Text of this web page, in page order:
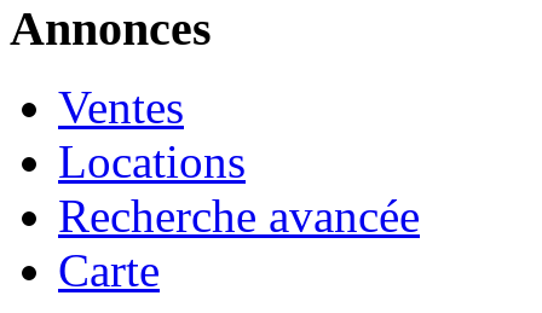
Annonces
Ventes
Locations
Recherche avancée
Carte